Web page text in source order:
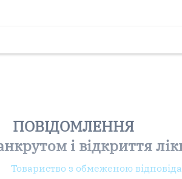
ПОВІДОМЛЕННЯ
і відкриття
Товариство з обмеженою